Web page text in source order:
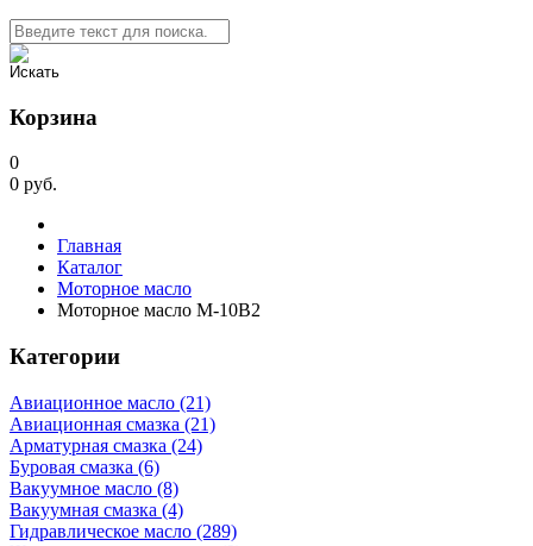
Корзина
0
0 руб.
Главная
Каталог
Моторное масло
Моторное масло М-10В2
Категории
Авиационное масло (21)
Авиационная смазка (21)
Арматурная смазка (24)
Буровая смазка (6)
Вакуумное масло (8)
Вакуумная смазка (4)
Гидравлическое масло (289)